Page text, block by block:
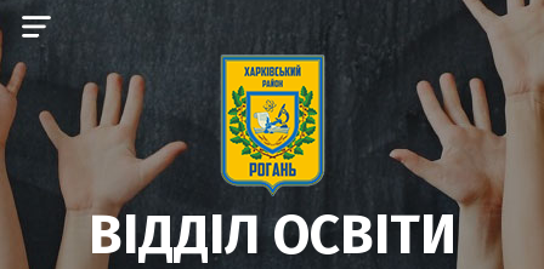
ВІДДІЛ ОСВІТИ